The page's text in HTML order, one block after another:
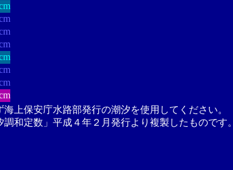
上保安庁水路部発行の潮汐を使用してください。
和定数」平成４年２月発行より複製したものです。